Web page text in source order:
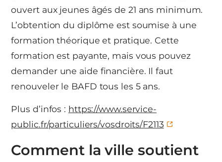
ouvert aux jeunes âgés de 21 ans minimum.
L’obtention du diplôme est soumise à une
formation théorique et pratique. Cette
formation est payante, mais vous pouvez
demander une aide financière. Il faut
renouveler le BAFD tous les 5 ans.
Plus d’infos : https://www.service-
public.fr/particuliers/vosdroits/F2113
Comment la ville soutient